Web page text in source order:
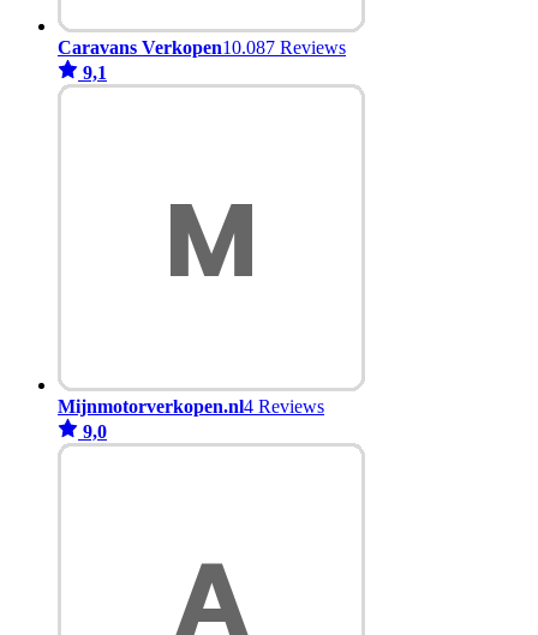
Caravans Verkopen10.087 Reviews
9,1
Mijnmotorverkopen.nl4 Reviews
9,0